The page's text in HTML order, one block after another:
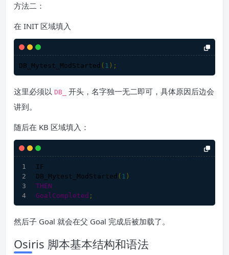
方法二：
在 INIT 区域填入
DB_Mytest_ModStarted ( 1 );
这里必须以 DB_
开头，名字独一无二即可，具体原因后边会
讲到。
随后在 KB 区域填入：
IF
DB_Mytest_ModStarted ( 1 )
THEN
GoalCompleted ;
然后子 Goal 就会在父 Goal 完成后被加载了。
Osiris 脚本基本结构和语法